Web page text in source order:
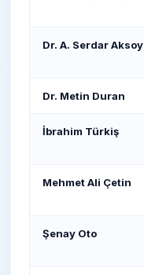
Dr. A. Serdar Aksoy
Dr. Metin Duran
İbrahim Türkiş
Mehmet Ali Çetin
Şenay Oto